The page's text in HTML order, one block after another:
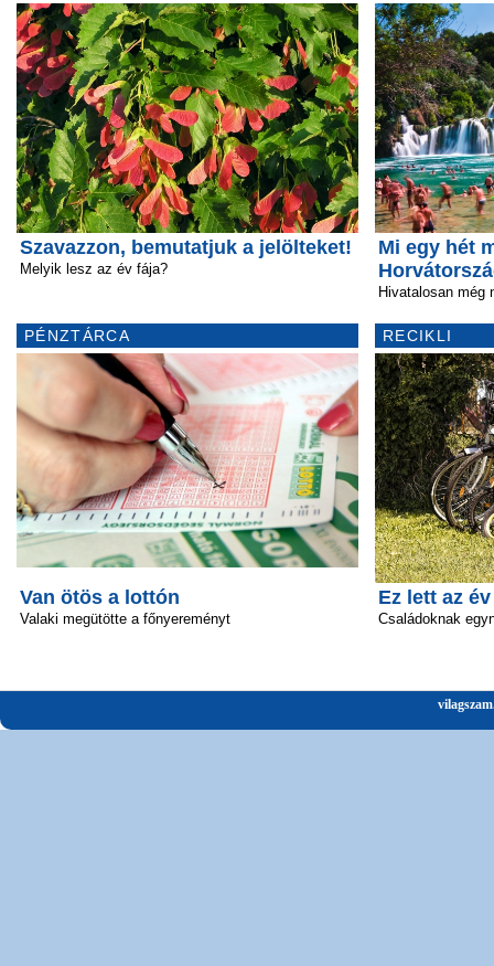
Szavazzon, bemutatjuk a jelölteket!
Melyik lesz az év fája?
PÉNZTÁRCA
Van ötös a lottón
Valaki megütötte a főnyereményt
Mi egy hét
Hivatalosan még
RECIKLI
Ez lett az
Családoknak